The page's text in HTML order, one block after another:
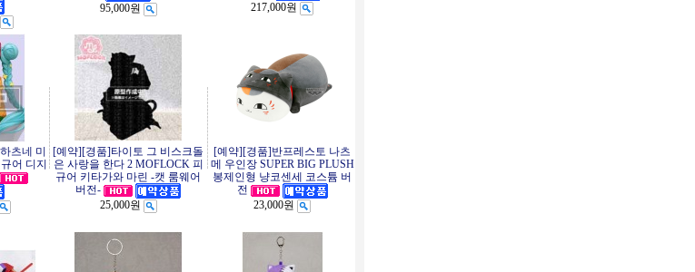
95,000원 217,000원
츠네 미
어 디지
[예약][경품]타이토 그 비스크돌
은 사랑을 한다 2 MOFLOCK 피
규어 키타가와 마린 -캣 룸웨어
버전-
25,000원
[예약][경품]반프레스토 나츠
메 우인장 SUPER BIG PLUSH
봉제인형 냥코센세 코스튬 버
전
23,000원